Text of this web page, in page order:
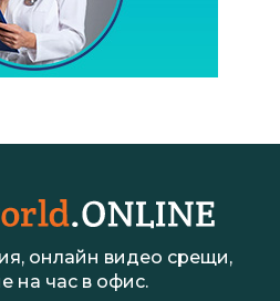
онлайн видео срещи,
на час в офис.